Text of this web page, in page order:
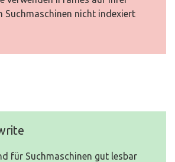
Suchmaschinen nicht indexiert
für Suchmaschinen gut lesbar